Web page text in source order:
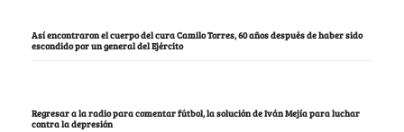
Así encontraron el cuerpo del cura Camilo Torres, 60 años después de haber sido
escondido por un general del Ejército
Regresar a la radio para comentar fútbol, la solución de Iván Mejía para luchar
contra la depresión